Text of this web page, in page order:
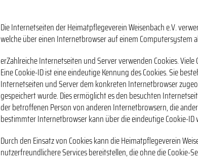
Die Internetseiten der Heimatpflegeverein Weisenbach e.V.
welche über einen Internetbrowser auf einem Computersystem
erZahlreiche Internetseiten und Server verwenden Cookies.
Eine Cookie-ID ist eine eindeutige Kennung des Cookies. Sie
Internetseiten und Server dem konkreten Internetbrowser
gespeichert wurde. Dies ermöglicht es den besuchten
der betroffenen Person von anderen Internetbrowsern, die
bestimmter Internetbrowser kann über die eindeutige Cookie-
Durch den Einsatz von Cookies kann die Heimatpflegeverein
nutzerfreundlichere Services bereitstellen, die ohne die Cookie-